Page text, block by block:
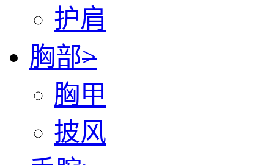
护肩
胸部>
胸甲
披风